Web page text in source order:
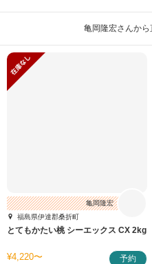
亀岡隆宏さんか
とてもかたい桃 シーエックス CX 2kg
4,220〜 予約
亀岡隆宏
福島県伊達郡桑折町